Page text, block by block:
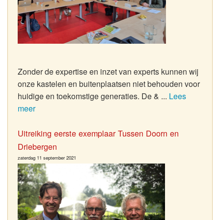
Zonder de expertise en inzet van experts kunnen wij
onze kastelen en buitenplaatsen niet behouden voor
huidige en toekomstige generaties. De & ... Lees
meer
Uitreiking eerste exemplaar Tussen Doorn en
Driebergen
zaterdag 11 september 2021